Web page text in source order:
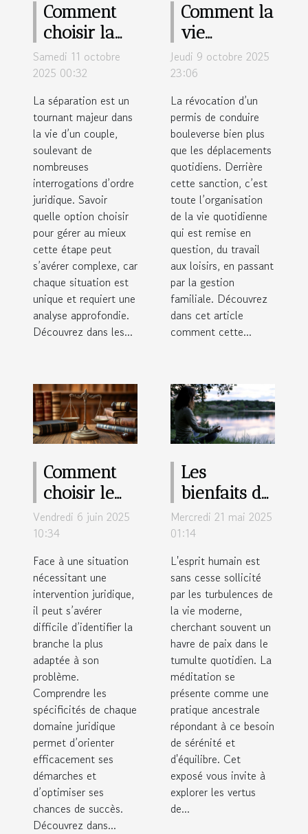
Comment
choisir la
meilleure
option
juridique
lors d'une
séparation
?
Samedi 11 octobre
2025 00:32
La séparation est un
tournant majeur dans
la vie d’un couple,
soulevant de
nombreuses
interrogations d’ordre
juridique. Savoir
quelle option choisir
pour gérer au mieux
cette étape peut
s’avérer complexe, car
chaque situation est
unique et requiert une
analyse approfondie.
Découvrez dans les...
Comment la
vie
quotidienne
est
impactée
par la
révocation
d'un permis
?
Jeudi 9 octobre 2025
23:06
La révocation d’un
permis de conduire
bouleverse bien plus
que les déplacements
quotidiens. Derrière
cette sanction, c’est
toute l’organisation
de la vie quotidienne
qui est remise en
question, du travail
aux loisirs, en passant
par la gestion
familiale. Découvrez
dans cet article
comment cette...
Comment
choisir le
bon
domaine
juridique
pour votre
cas
Vendredi 6 juin 2025
10:34
Face à une situation
nécessitant une
intervention juridique,
il peut s’avérer
difficile d’identifier la
branche la plus
adaptée à son
problème.
Comprendre les
spécificités de chaque
domaine juridique
permet d’orienter
efficacement ses
démarches et
d’optimiser ses
chances de succès.
Découvrez dans...
Les
bienfaits de
l'intégration
quotidienne
de la
méditation
pour le
bien-être
Mercredi 21 mai 2025
01:14
L'esprit humain est
sans cesse sollicité
par les turbulences de
la vie moderne,
cherchant souvent un
havre de paix dans le
tumulte quotidien. La
méditation se
présente comme une
pratique ancestrale
répondant à ce besoin
de sérénité et
d'équilibre. Cet
exposé vous invite à
explorer les vertus
de...